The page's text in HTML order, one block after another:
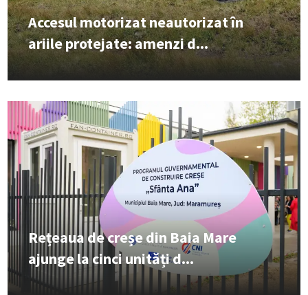
Accesul motorizat neautorizat în
ariile protejate: amenzi d...
Rețeaua de creșe din Baia Mare
ajunge la cinci unități d...